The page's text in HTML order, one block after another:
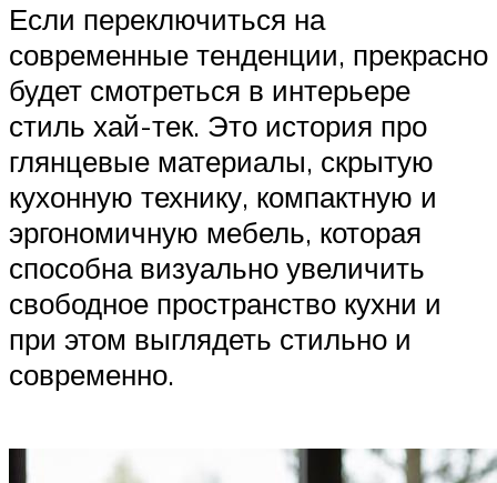
Если переключиться на
современные тенденции, прекрасно
будет смотреться в интерьере
стиль хай-тек. Это история про
глянцевые материалы, скрытую
кухонную технику, компактную и
эргономичную мебель, которая
способна визуально увеличить
свободное пространство кухни и
при этом выглядеть стильно и
современно.